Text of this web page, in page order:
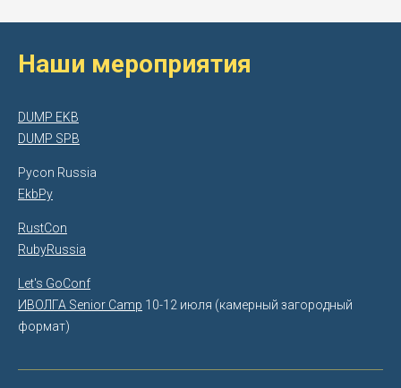
Наши мероприятия
DUMP EKB
DUMP SPB
Pycon Russia
EkbPy
RustCon
RubyRussia
Let's GoConf
ИВОЛГА Senior Camp 10-12 июля (камерный загородный
формат)